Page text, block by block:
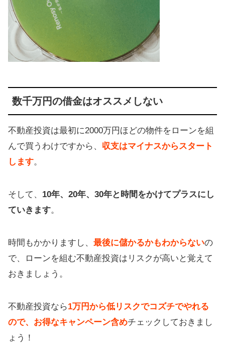
数千万円の借金はオススメしない
不動産投資は最初に2000万円ほどの物件をローンを組
んで買うわけですから、 収支はマイナスからスタート
します。
そして、 10年、20年、30年と時間をかけてプラスにし
ていきます。
時間もかかりますし、 最後に儲かるかもわからないの
で、ローンを組む不動産投資はリスクが高いと覚えて
おきましょう。
不動産投資なら1万円から低リスクでコズチでやれる
ので、お得なキャンペーン含めチェックしておきまし
ょう！